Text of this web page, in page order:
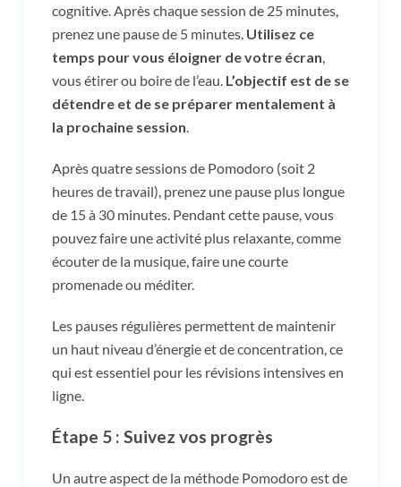
cognitive. Après chaque session de 25 minutes,
prenez une pause de 5 minutes. Utilisez ce
temps pour vous éloigner de votre écran
vous étirer ou boire de l’eau. L’objectif est de se
détendre et de se préparer mentalement à
la prochaine session
Après quatre sessions de Pomodoro (soit 2
heures de travail), prenez une pause plus longue
de 15 à 30 minutes. Pendant cette pause, vous
pouvez faire une activité plus relaxante, comme
écouter de la musique, faire une courte
promenade ou méditer.
Les pauses régulières permettent de maintenir
un haut niveau d’énergie et de concentration, ce
qui est essentiel pour les révisions intensives en
ligne.
Étape 5 : Suivez vos progrès
Un autre aspect de la méthode Pomodoro est de